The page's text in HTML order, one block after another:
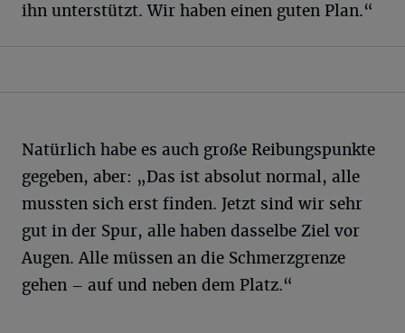
ihn unterstützt. Wir haben einen guten Plan.“
Natürlich habe es auch große Reibungspunkte
gegeben, aber: „Das ist absolut normal, alle
mussten sich erst finden. Jetzt sind wir sehr
gut in der Spur, alle haben dasselbe Ziel vor
Augen. Alle müssen an die Schmerzgrenze
gehen – auf und neben dem Platz.“